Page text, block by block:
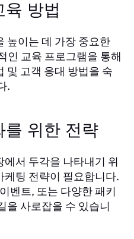
육 방법
높이는 데 가장 중요한
인 교육 프로그램을 통해
및 고객 응대 방법을 숙
.
를 위한 전략
서 두각을 나타내기 위
팅 전략이 필요합니다.
벤트, 또는 다양한 패키
을 사로잡을 수 있습니